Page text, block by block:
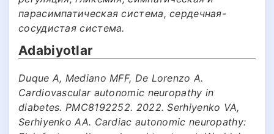
парасимпатическая система, сердечная-
сосудистая система.
Adabiyotlar
Duque A, Mediano MFF, De Lorenzo A.
Cardiovascular autonomic neuropathy in
diabetes. PMC8192252. 2022. Serhiyenko VA,
Serhiyenko AA. Cardiac autonomic neuropathy: